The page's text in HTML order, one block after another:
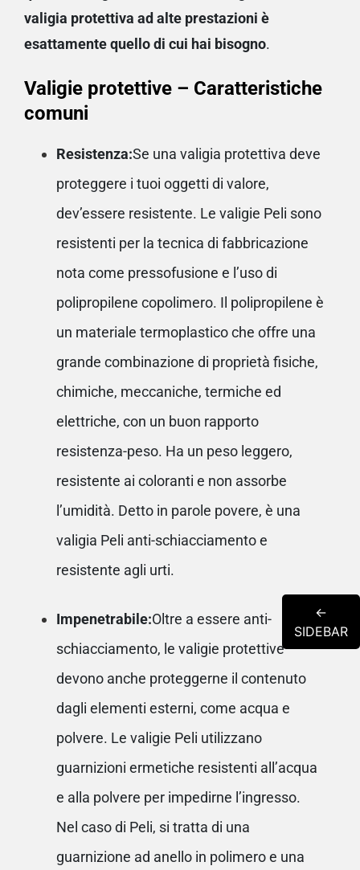
valigia protettiva ad alte prestazioni è
esattamente quello di cui hai bisogno.
Valigie protettive – Caratteristiche
comuni
Resistenza:Se una valigia protettiva deve
proteggere i tuoi oggetti di valore,
dev’essere resistente. Le valigie Peli sono
resistenti per la tecnica di fabbricazione
nota come pressofusione e l’uso di
polipropilene copolimero. Il polipropilene è
un materiale termoplastico che offre una
grande combinazione di proprietà fisiche,
chimiche, meccaniche, termiche ed
elettriche, con un buon rapporto
resistenza-peso. Ha un peso leggero,
resistente ai coloranti e non assorbe
l’umidità. Detto in parole povere, è una
valigia Peli anti-schiacciamento e
resistente agli urti.
Impenetrabile:Oltre a essere anti-
schiacciamento, le valigie protettive
devono anche proteggerne il contenuto
dagli elementi esterni, come acqua e
polvere. Le valigie Peli utilizzano
guarnizioni ermetiche resistenti all’acqua
e alla polvere per impedirne l’ingresso.
Nel caso di Peli, si tratta di una
guarnizione ad anello in polimero e una
←
SIDEBAR